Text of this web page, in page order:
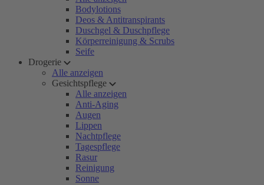
Bodylotions
Deos & Antitranspirants
Duschgel & Duschpflege
Körperreinigung & Scrubs
Seife
Drogerie
Alle anzeigen
Gesichtspflege
Alle anzeigen
Anti-Aging
Augen
Lippen
Nachtpflege
Tagespflege
Rasur
Reinigung
Sonne